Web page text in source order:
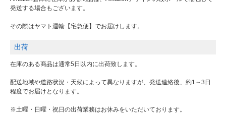
発送する場合もございます。
その際はヤマト運輸【宅急便】でお届けします。
出荷
在庫のある商品は通常5日以内に出荷致します。
配送地域や道路状況・天候によって異なりますが、発送連絡後、約1～3日
程度でお届けとなります。
※土曜・日曜・祝日の出荷業務はお休みをいただいております。